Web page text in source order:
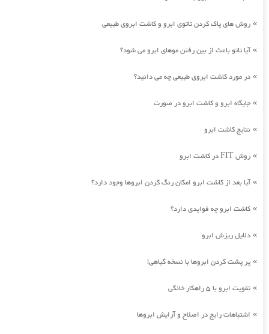
» روش های پاک کردن تاتوی ابرو و کاشت ابروی طبیعی
»آیا تاتو باعث از بین رفتن موهای ابرو می شود؟
» در مورد کاشت ابروی طبیعی چه می دانید؟
» جایگاه ابرو و کاشت ابرو در صورت
» نتایج کاشت ابرو
» روش FIT در کاشت ابرو
»آیا بعد از کاشت ابرو امکان رنگ کردن ابروها وجود دارد؟
» کاشت ابرو چه فوایدی دارد؟
» دلایل ریزش ابرو
» پر پشت کردن ابروها با نسخه گیاهی!
» تقویت ابرو با 5 راهکار خانگی
» اشتباهات رایج در اصلاح و آرایش ابروها